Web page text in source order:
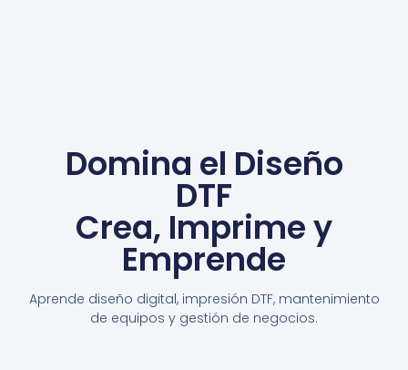
Domina el Diseño
DTF
Crea, Imprime y
Emprende
Aprende diseño digital, impresión DTF, mantenimiento
de equipos y gestión de negocios.